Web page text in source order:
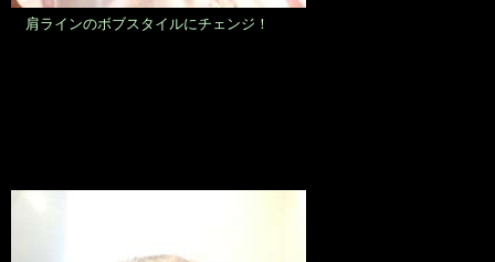
肩ラインのボブスタイルにチェンジ！